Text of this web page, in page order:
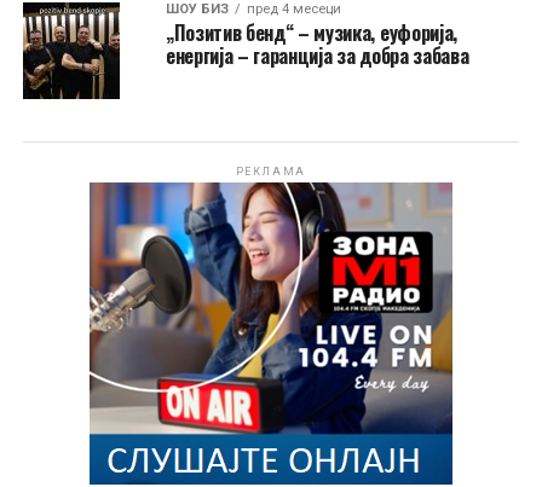
ШОУ БИЗ пред 4 месеци
„Позитив бенд“ – музика, еуфорија,
енергија – гаранција за добра забава
РЕКЛАМА